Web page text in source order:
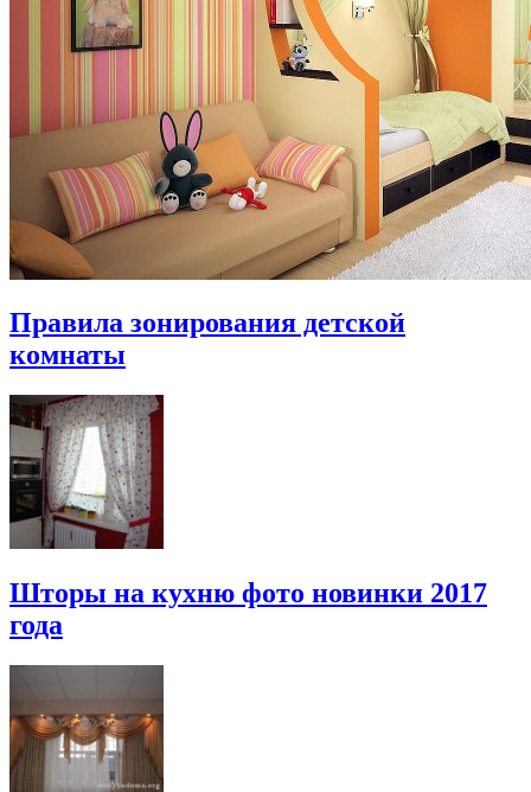
Правила зонирования детской
комнаты
Шторы на кухню фото новинки 2017
года